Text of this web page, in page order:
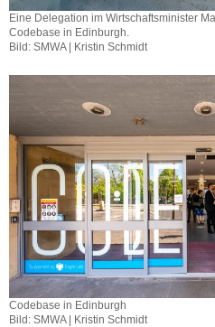
Eine Delegation im Wirtschaftsminister
Codebase in Edinburgh.
Bild: SMWA | Kristin Schmidt
Codebase in Edinburgh
Bild: SMWA | Kristin Schmidt